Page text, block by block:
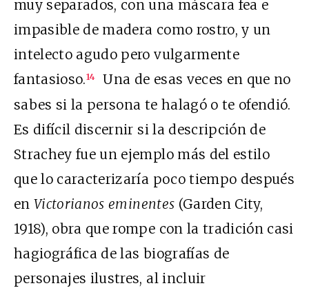
muy separados, con una máscara fea e
impasible de madera como rostro, y un
intelecto agudo pero vulgarmente
fantasioso.14
Una de esas veces en que no
sabes si la persona te halagó o te ofendió.
Es difícil discernir si la descripción de
Strachey fue un ejemplo más del estilo
que lo caracterizaría poco tiempo después
enVictorianos eminentes (Garden City,
1918), obra que rompe con la tradición casi
hagiográfica de las biografías de
personajes ilustres, al incluir